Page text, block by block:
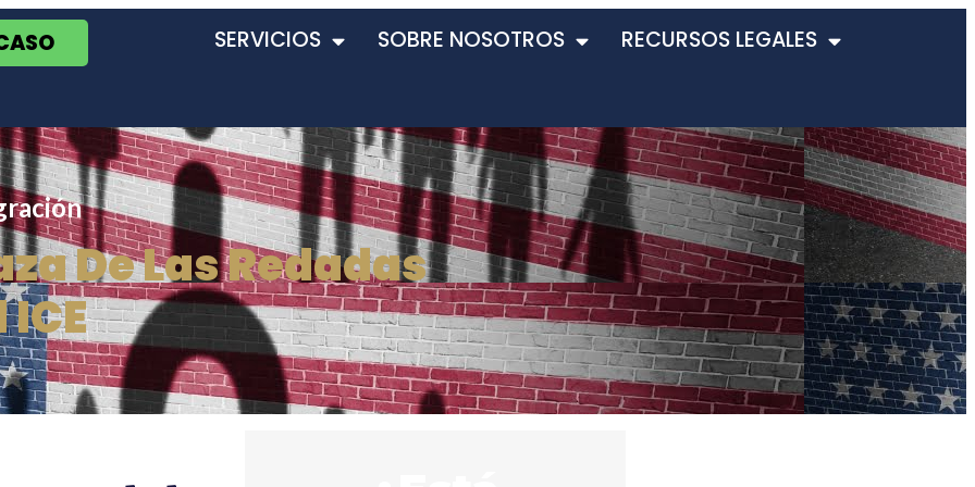
SERVICIOS SOBRE NOSOTROS RECURSOS LEGALES
De Las Redadas
ICE